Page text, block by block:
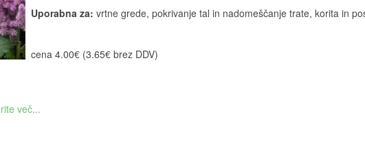
Uporabna za: vrtne grede, pokrivanje tal in nadomeščanje trate, korita in
cena 4.00€ (3.65€ brez DDV)
več...